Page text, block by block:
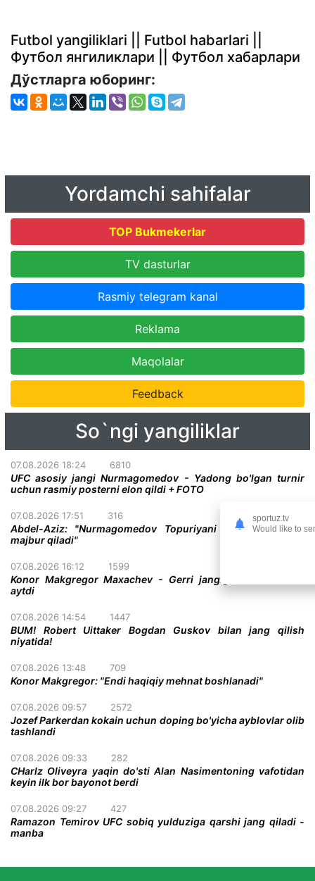
Futbol yangiliklari || Futbol habarlari ||
Футбол янгиликлари || Футбол хабарлари
Дўстларга юборинг:
Yordamchi sahifalar
TOP Bukmekerlar
TV dasturlar
Rasmiy telegram kanal
Reklama
Maqolalar
Feedback
So`ngi yangiliklar
07.08.2026 18:24 6810
UFC asosiy jangi Nurmagomedov - Yadong bo'lgan turnir
uchun rasmiy posterni elon qildi + FOTO
07.08.2026 17:51 316
Abdel-Aziz: "Nurmagomedov Topuriyani taslim bo'lishga
majbur qiladi"
07.08.2026 16:12 1599
Konor Makgregor Maxachev - Gerri jangiga o'z taxminini
aytdi
07.08.2026 14:54 1447
BUM! Robert Uittaker Bogdan Guskov bilan jang qilish
niyatida!
07.08.2026 13:48 709
Konor Makgregor: "Endi haqiqiy mehnat boshlanadi"
07.08.2026 09:57 2572
Jozef Parkerdan kokain uchun doping bo'yicha ayblovlar olib
tashlandi
07.08.2026 09:33 282
CHarlz Oliveyra yaqin do'sti Alan Nasimentoning vafotidan
keyin ilk bor bayonot berdi
07.08.2026 09:27 427
Ramazon Temirov UFC sobiq yulduziga qarshi jang qiladi -
manba
sportuz.tv
Would like to